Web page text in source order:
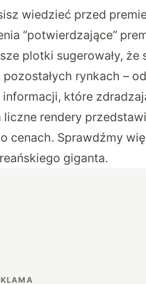
wiedzieć przed
“potwierdzające”
plotki sugerowały,
rynkach –
, które
rendery
cenach. Sprawdźmy
giganta.